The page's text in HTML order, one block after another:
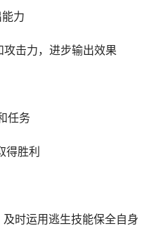
力
攻击力，进步输出效果
任务
得胜利
时运用逃生技能保全自身